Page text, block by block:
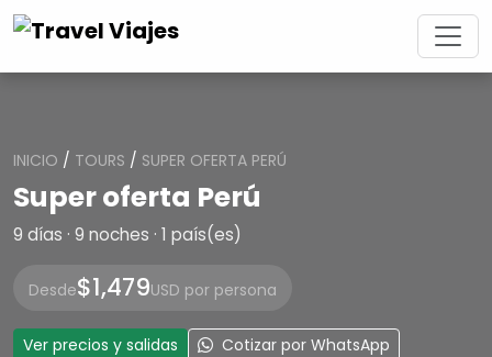
INICIO / TOURS / SUPER OFERTA PERÚ
Super oferta Perú
9 días · 9 noches · 1 país(es)
Desde$1,479USD por persona
Ver precios y salidas Cotizar por WhatsApp